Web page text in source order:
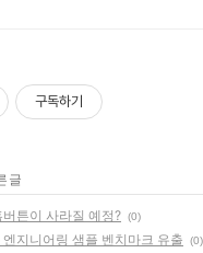
구독하기
글
튼이 사라질 예정? (0)
지니어링 샘플 벤치마크 유출 (0)